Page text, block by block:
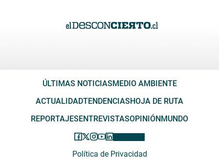
ÚLTIMAS NOTICIASMEDIO AMBIENTE
ACTUALIDADTENDENCIASHOJA DE RUTA
REPORTAJESENTREVISTASOPINIÓNMUNDO
Política de Privacidad